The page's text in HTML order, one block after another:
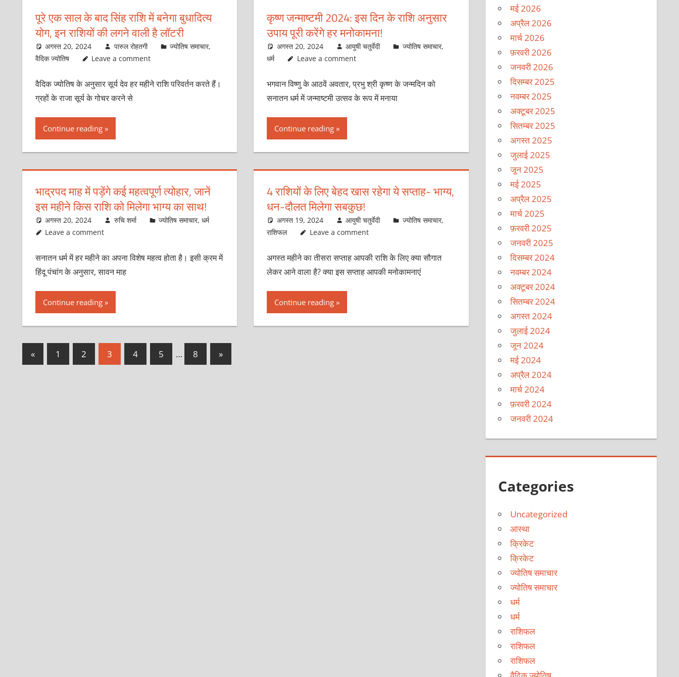
पूरे एक साल के बाद सिंह राशि में बनेगा बुधादित्‍य
योग, इन राशियों की लगने वाली है लॉटरी
अगस्त 20, 2024 पारुल रोहतगी ज्योतिष समाचार,
वैदिक ज्योतिष
Leave a comment
वैदिक ज्‍योतिष के अनुसार सूर्य देव हर महीने राशि परिवर्तन करते हैं।
ग्रहों के राजा सूर्य के गोचर करने से
Continue reading
कृष्ण जन्माष्टमी 2024: इस दिन के राशि अनुसार
उपाय पूरी करेंगे हर मनोकामना!
अगस्त 20, 2024 आयुषी चतुर्वेदी ज्योतिष समाचार,
धर्म
Leave a comment
भगवान विष्णु के आठवें अवतार, प्रभु श्री कृष्ण के जन्मदिन को
सनातन धर्म में जन्माष्टमी उत्सव के रूप में मनाया
Continue reading
भाद्रपद माह में पड़ेंगे कई महत्वपूर्ण त्योहार, जानें
इस महीने किस राशि को मिलेगा भाग्य का साथ!
अगस्त 20, 2024 रुचि शर्मा ज्योतिष समाचार,धर्म
Leave a comment
सनातन धर्म में हर महीने का अपना विशेष महत्व होता है। इसी क्रम में
हिंदू पंचांग के अनुसार, सावन माह
Continue reading
4 राशियों के लिए बेहद खास रहेगा ये सप्ताह- भाग्य,
धन-दौलत मिलेगा सबकुछ!
अगस्त 19, 2024 आयुषी चतुर्वेदी ज्योतिष समाचार,
राशिफल
Leave a comment
अगस्त महीने का तीसरा सप्ताह आपकी राशि के लिए क्या सौगात
लेकर आने वाला है? क्या इस सप्ताह आपकी मनोकामनाएं
Continue reading
Posts
«Previous
Posts
1 2 3 4 5 … 8
Next
Posts
»
मई 2026
अप्रैल 2026
मार्च 2026
फ़रवरी 2026
जनवरी 2026
दिसम्बर 2025
नवम्बर 2025
अक्टूबर 2025
सितम्बर 2025
अगस्त 2025
जुलाई 2025
जून 2025
मई 2025
अप्रैल 2025
मार्च 2025
फ़रवरी 2025
जनवरी 2025
दिसम्बर 2024
नवम्बर 2024
अक्टूबर 2024
सितम्बर 2024
अगस्त 2024
जुलाई 2024
जून 2024
मई 2024
अप्रैल 2024
मार्च 2024
फ़रवरी 2024
जनवरी 2024
Categories
Uncategorized
आस्था
क्रिकेट
क्रिकेट
ज्योतिष समाचार
ज्योतिष समाचार
धर्म
धर्म
राशिफल
राशिफल
राशिफल